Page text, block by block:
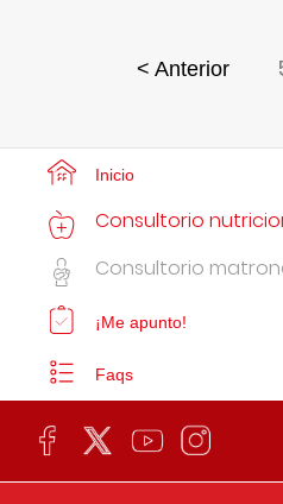
< Anterior
Inicio
Consultorio
Consultorio
¡Me apunto!
Faqs